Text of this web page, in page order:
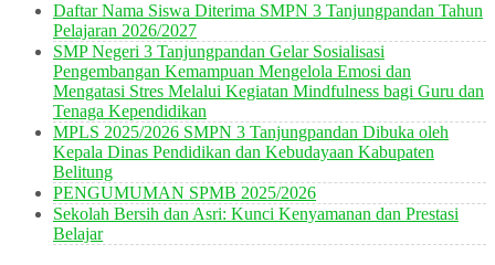
Daftar Nama Siswa Diterima SMPN 3 Tanjungpandan Tahun
Pelajaran 2026/2027
SMP Negeri 3 Tanjungpandan Gelar Sosialisasi
Pengembangan Kemampuan Mengelola Emosi dan
Mengatasi Stres Melalui Kegiatan Mindfulness bagi Guru dan
Tenaga Kependidikan
MPLS 2025/2026 SMPN 3 Tanjungpandan Dibuka oleh
Kepala Dinas Pendidikan dan Kebudayaan Kabupaten
Belitung
PENGUMUMAN SPMB 2025/2026
Sekolah Bersih dan Asri: Kunci Kenyamanan dan Prestasi
Belajar